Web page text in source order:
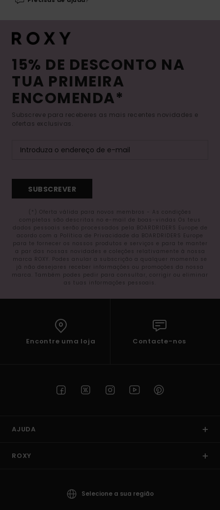
15% DE DESCONTO NA
TUA PRIMEIRA
ENCOMENDA*
Subscreve para receberes as mais recentes novidades e
ofertas exclusivas.
SUBSCREVER
(*) Oferta válida para novos membros - As condições
completas são descritas no e-mail de boas-vindas Os teus
dados pessoais serão processados pela BOARDRIDERS Europe de
acordo com a Política de Privacidade da BOARDRIDERS Europe
para te fornecer os nossos produtos e serviços e para te manter
a par das nossas novidades e coleções relativamente à nossa
marca ROXY. Podes anular a subscrição a qualquer momento se
já não desejares receber informações ou promoções da nossa
marca. Também podes pedir para consultar, corrigir ou eliminar
as tuas informações pessoais.
Encontre uma loja Contacte-nos
AJUDA
ROXY
Selecione a sua região